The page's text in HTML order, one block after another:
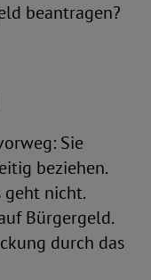
beantragen?
Sie
beziehen.
geht nicht.
Bürgergeld.
durch das